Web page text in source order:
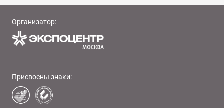
Организатор:
Присвоены знаки: